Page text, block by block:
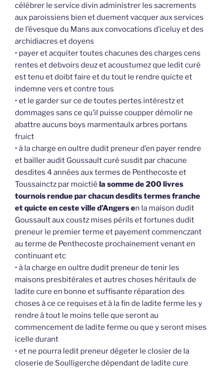
célébrer le service divin administrer les sacrements
aux paroissiens bien et duement vacquer aux services
de l’évesque du Mans aux convocations d’iceluy et des
archidiacres et doyens
• payer et acquiter toutes chacunes des charges cens
rentes et debvoirs deuz et acoustumez que ledit curé
est tenu et doibt faire et du tout le rendre quicte et
indemne vers et contre tous
• et le garder sur ce de toutes pertes intérestz et
dommages sans ce qu’il puisse coupper démolir ne
abattre aucuns boys marmentaulx arbres portans
fruict
• à la charge en oultre dudit preneur d’en payer rendre
et bailler audit Goussault curé susdit par chacune
desdites 4 années aux termes de Penthecoste et
Toussainctz par moictié la somme de 200 livres
tournois rendue par chacun desdits termes franche
et quicte en ceste ville d’Angers en la maison dudit
Goussault aux coustz mises périls et fortunes dudit
preneur le premier terme et payement commenczant
au terme de Penthecoste prochainement venant en
continuant etc
• à la charge en oultre dudit preneur de tenir les
maisons presbitérales et autres choses héritaulx de
ladite cure en bonne et suffisante réparation des
choses à ce ce requises et à la fin de ladite ferme les y
rendre à tout le moins telle que seront au
commencement de ladite ferme ou que y seront mises
icelle durant
• et ne pourra ledit preneur dégeter le closier de la
closerie de Soulligerche dépendant de ladite cure